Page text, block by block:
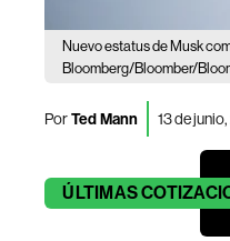
Nuevo estatus de Musk
Bloomberg/Bloomber/
PorTed Mann 13 de
ÚLTIMAS